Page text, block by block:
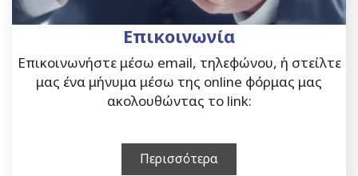
Επικοινωνία
Επικοινωνήστε μέσω email, τηλεφώνου, ή στείλτε
μας ένα μήνυμα μέσω της online φόρμας μας
ακολουθώντας το link:
Περισσότερα